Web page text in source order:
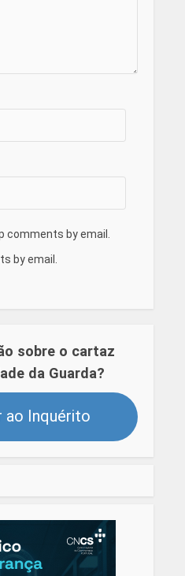
comments by email.
by email.
sobre o cartaz
da Guarda?
ao Inquérito